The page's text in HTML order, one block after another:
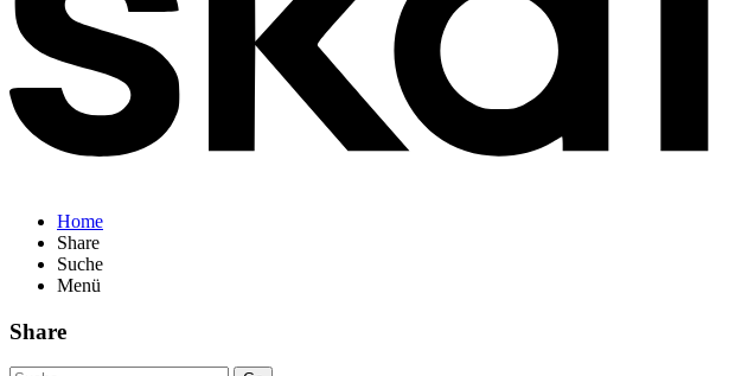
Home
Share
Suche
Menü
Share